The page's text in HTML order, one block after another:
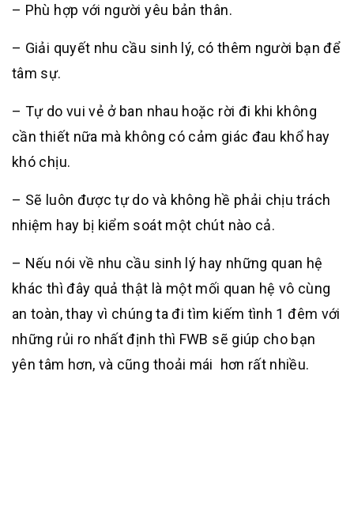
– Phù hợp với người yêu bản thân.
– Giải quyết nhu cầu sinh lý, có thêm người bạn để
tâm sự.
– Tự do vui vẻ ở ban nhau hoặc rời đi khi không
cần thiết nữa mà không có cảm giác đau khổ hay
khó chịu.
– Sẽ luôn được tự do và không hề phải chịu trách
nhiệm hay bị kiểm soát một chút nào cả.
– Nếu nói về nhu cầu sinh lý hay những quan hệ
khác thì đây quả thật là một mối quan hệ vô cùng
an toàn, thay vì chúng ta đi tìm kiếm tình 1 đêm với
những rủi ro nhất định thì FWB sẽ giúp cho bạn
yên tâm hơn, và cũng thoải mái hơn rất nhiều.